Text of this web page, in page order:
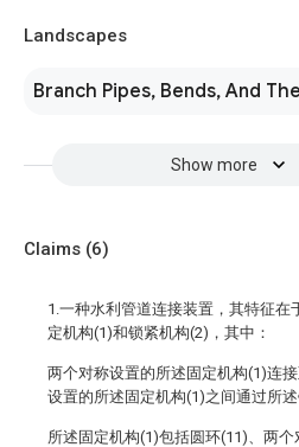
Landscapes
Branch Pipes, Bends, And
Show more
Claims (6)
1.一种水利管道连接装置，其特征在
定机构(1)和锁紧机构(2)，其中：
两个对称设置的所述固定机构(1)连
设置的所述固定机构(1)之间通过所
所述固定机构(1)包括圆环(11)、两